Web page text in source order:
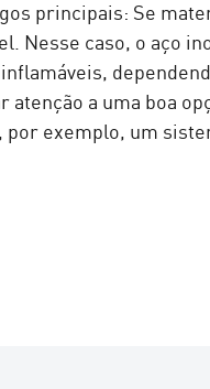
principais: Se
Nesse caso, o aço
a uma boa
exemplo, um